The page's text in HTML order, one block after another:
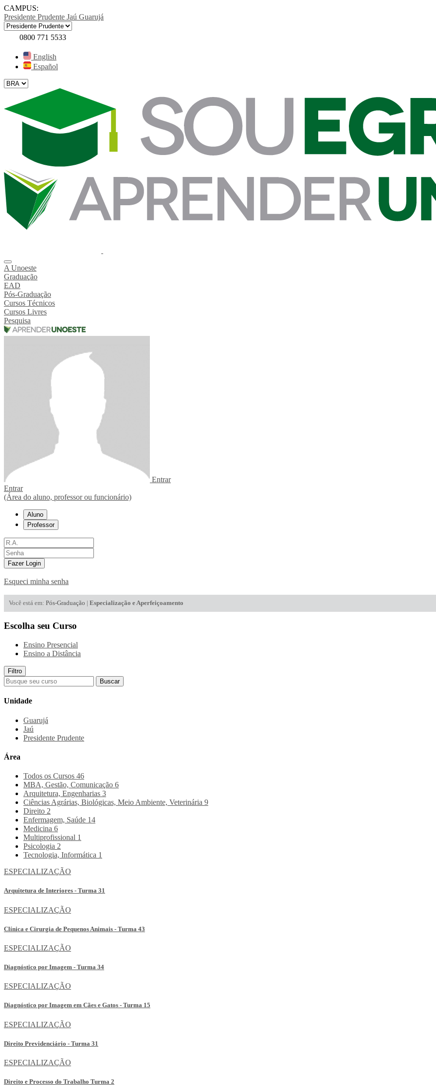
CAMPUS:
Presidente Prudente Jaú Guarujá
0800 771 5533
English
Español
A Unoeste
Graduação
EAD
Pós-Graduação
Cursos Técnicos
Cursos Livres
Pesquisa
Entrar
Entrar
(Área do aluno, professor ou funcionário)
Aluno
Professor
Fazer Login
Esqueci minha senha
Você está em: Pós-Graduação | Especialização e Aperfeiçoamento
Escolha seu Curso
Ensino Presencial
Ensino a Distância
Filtro
Buscar
Unidade
Guarujá
Jaú
Presidente Prudente
Área
Todos os Cursos 46
MBA, Gestão, Comunicação 6
Arquitetura, Engenharias 3
Ciências Agrárias, Biológicas, Meio Ambiente, Veterinária 9
Direito 2
Enfermagem, Saúde 14
Medicina 6
Multiprofissional 1
Psicologia 2
Tecnologia, Informática 1
ESPECIALIZAÇÃO
Arquitetura de Interiores - Turma 31
ESPECIALIZAÇÃO
Clínica e Cirurgia de Pequenos Animais - Turma 43
ESPECIALIZAÇÃO
Diagnóstico por Imagem - Turma 34
ESPECIALIZAÇÃO
Diagnóstico por Imagem em Cães e Gatos - Turma 15
ESPECIALIZAÇÃO
Direito Previdenciário - Turma 31
ESPECIALIZAÇÃO
Direito e Processo do Trabalho Turma 2